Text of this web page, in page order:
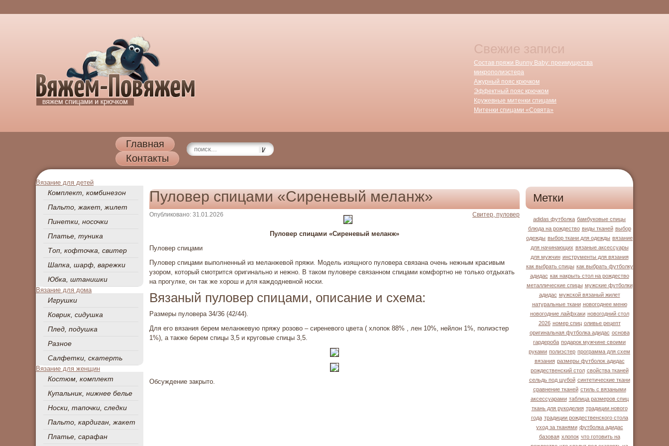
Свежие записи
Состав пряжи Bunny Baby: преимущества
микрополиэстера
Ажурный пояс крючком
Эффектный пояс крючком
Кружевные митенки спицами
Митенки спицами «Совята»
Главная
Контакты
Вязание для детей
Комплект, комбинезон
Пальто, жакет, жилет
Пинетки, носочки
Платье, туника
Топ, кофточка, свитер
Шапка, шарф, варежки
Юбка, штанишки
Вязание для дома
Игрушки
Коврик, сидушка
Плед, подушка
Разное
Салфетки, скатерть
Вязание для женщин
Костюм, комплект
Купальник, нижнее белье
Носки, тапочки, следки
Пальто, кардиган, жакет
Платье, сарафан
Пуловер спицами «Сиреневый меланж»
Опубликовано: 31.01.2026 Свитер, пуловер
Пуловер спицами «Сиреневый меланж»
Пуловер спицами
Пуловер спицами выполненный из меланжевой пряжи. Модель изящного пуловера связана очень нежным красивым
узором, который смотрится оригинально и нежно. В таком пуловере связанном спицами комфортно не только отдыхать
на прогулке, он так же хорош и для каждодневной носки.
Вязаный пуловер спицами, описание и схема:
Размеры пуловера 34/36 (42/44).
Для его вязания берем меланжевую пряжу розово – сиреневого цвета ( хлопок 88% , лен 10%, нейлон 1%, полиэстер
1%), а также берем спицы 3,5 и круговые спицы 3,5.
Обсуждение закрыто.
Метки
adidas футболка бамбуковые спицы
блюда на рождество виды тканей выбор
одежды выбор ткани для одежды вязание
для начинающих вязаные аксессуары
для мужчин инструменты для вязания
как выбрать спицы как выбрать футболку
адидас как накрыть стол на рождество
металлические спицы мужские футболки
адидас мужской вязаный жилет
натуральные ткани новогоднее меню
новогодние лайфхаки новогодний стол
2026 номер спиц оливье рецепт
оригинальная футболка адидас основа
гардероба подарок мужчине своими
руками полиэстер программа для схем
вязания размеры футболок адидас
рождественский стол свойства тканей
сельдь под шубой синтетические ткани
сравнение тканей стиль с вязаными
аксессуарами таблица размеров спиц
ткань для рукоделия традиции нового
года традиции рождественского стола
уход за тканями футболка адидас
базовая хлопок что готовить на